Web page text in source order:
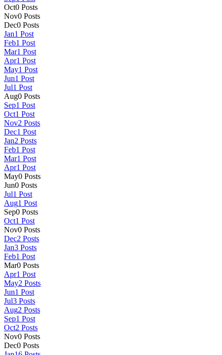
Oct0 Posts
Nov0 Posts
Dec0 Posts
Jan1 Post
Feb1 Post
Mar1 Post
Apr1 Post
May1 Post
Jun1 Post
Jul1 Post
Aug0 Posts
Sep1 Post
Oct1 Post
Nov2 Posts
Dec1 Post
Jan2 Posts
Feb1 Post
Mar1 Post
Apr1 Post
May0 Posts
Jun0 Posts
Jul1 Post
Aug1 Post
Sep0 Posts
Oct1 Post
Nov0 Posts
Dec2 Posts
Jan3 Posts
Feb1 Post
Mar0 Posts
Apr1 Post
May2 Posts
Jun1 Post
Jul3 Posts
Aug2 Posts
Sep1 Post
Oct2 Posts
Nov0 Posts
Dec0 Posts